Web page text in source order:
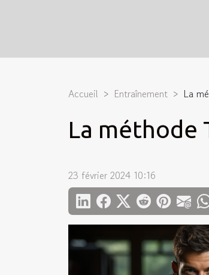
Accueil Entraînement La
La méthode
23 février 2024 10:16